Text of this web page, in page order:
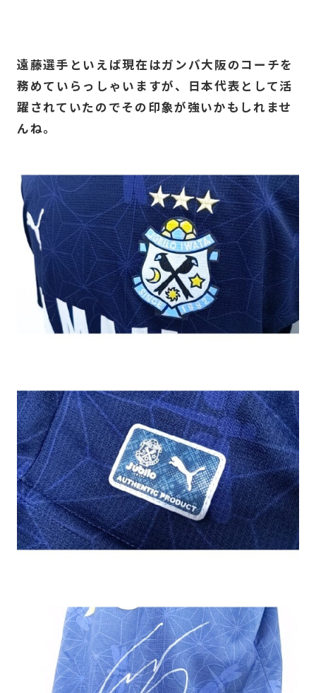
遠藤選手といえば現在はガンバ大阪のコーチを
務めていらっしゃいますが、日本代表として活
躍されていたのでその印象が強いかもしれませ
んね。